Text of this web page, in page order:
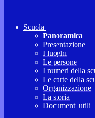
Scuola
Panoramica
Presentazione
I luoghi
Le persone
I numeri della
Le carte della
Organizzazione
La storia
Documenti utili